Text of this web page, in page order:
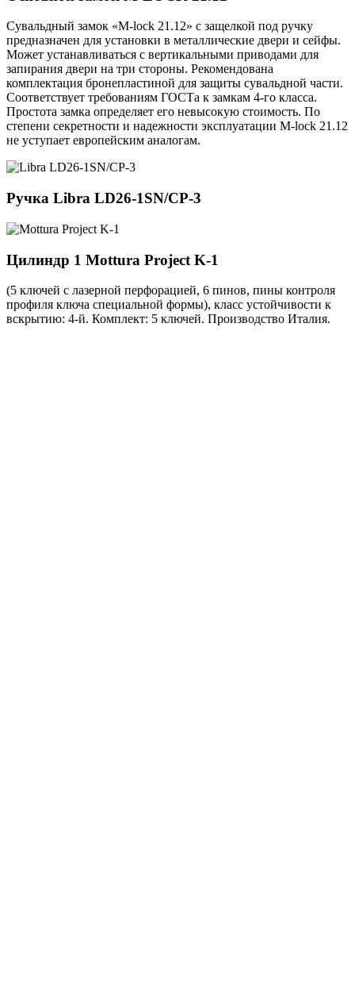
Сувальдный замок «M-lock 21.12» с защелкой под ручку
предназначен для установки в металлические двери и сейфы.
Может устанавливаться с вертикальными приводами для
запирания двери на три стороны. Рекомендована
комплектация бронепластиной для защиты сувальдной части.
Соответствует требованиям ГОСТа к замкам 4-го класса.
Простота замка определяет его невысокую стоимость. По
степени секретности и надежности эксплуатации M-lock 21.12
не уступает европейским аналогам.
Ручка Libra LD26-1SN/CP-3
Цилиндр 1 Mottura Project K-1
(5 ключей с лазерной перфорацией, 6 пинов, пины контроля
профиля ключа специальной формы), класс устойчивости к
вскрытию: 4-й. Комплект: 5 ключей. Производство Италия.